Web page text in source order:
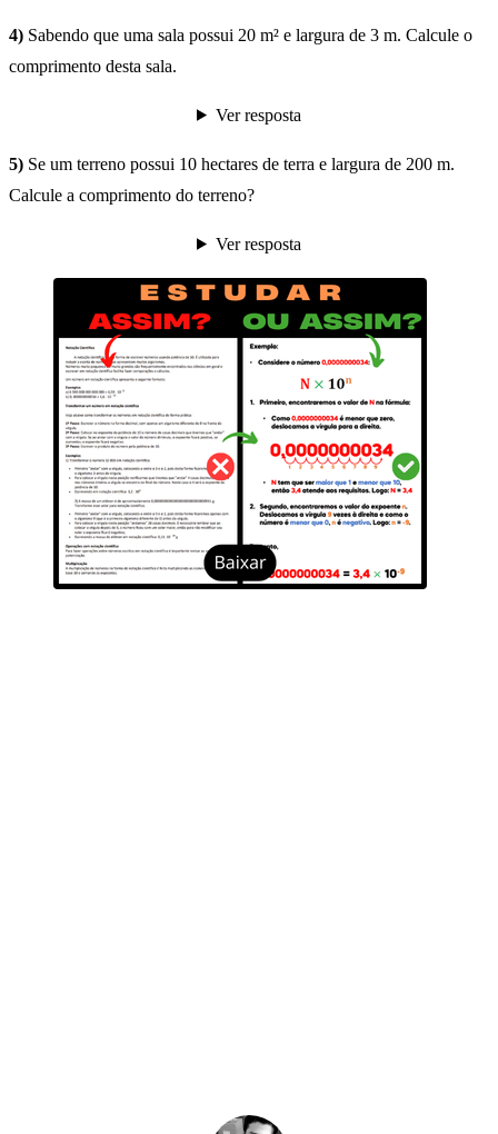
4) Sabendo que uma sala possui 20 m² e largura de 3 m. Calcule o
comprimento desta sala.
Ver resposta
5) Se um terreno possui 10 hectares de terra e largura de 200 m.
Calcule a comprimento do terreno?
Ver resposta